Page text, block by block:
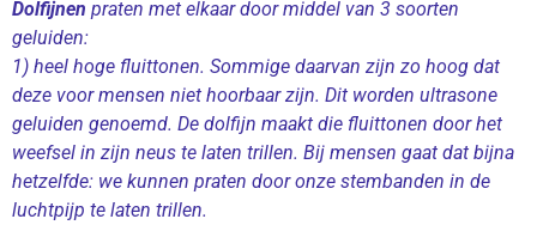
y
i
n
g
s
Dolfijnen praten met elkaar door middel van 3 soorten
geluiden:
1) heel hoge fluittonen. Sommige daarvan zijn zo hoog dat
deze voor mensen niet hoorbaar zijn. Dit worden ultrasone
geluiden genoemd. De dolfijn maakt die fluittonen door het
weefsel in zijn neus te laten trillen. Bij mensen gaat dat bijna
hetzelfde: we kunnen praten door onze stembanden in de
luchtpijp te laten trillen.